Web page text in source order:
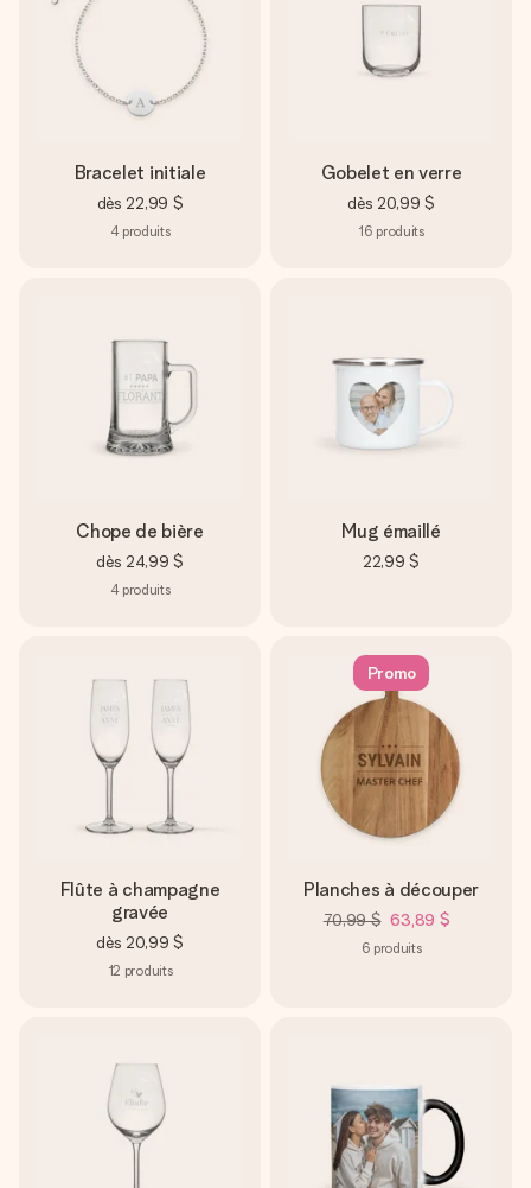
Bracelet initiale
dès 22,99 $
4 produits
Gobelet en verre
dès 20,99 $
16 produits
Chope de bière
dès 24,99 $
4 produits
Mug émaillé
22,99 $
Flûte à champagne
gravée
dès 20,99 $
12 produits
Promo
Planches à découper
70,99 $ 63,89 $
6 produits